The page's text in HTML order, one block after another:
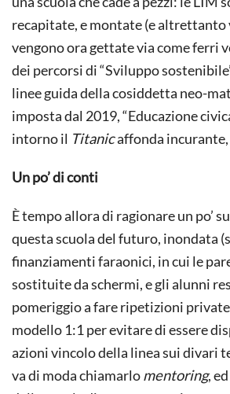
recapitate, e montate (e altrettanto
vengono ora gettate via come ferri
dei percorsi di “Sviluppo
linee guida della cosiddetta neo-
imposta dal 2019, “Educazione
intorno il Titanicaffonda incurante,
Un po’ di conti
È tempo allora di ragionare un po’
questa scuola del futuro, inondata
finanziamenti faraonici, in cui le
sostituite da schermi, e gli alunni
pomeriggio a fare ripetizioni
modello 1:1 per evitare di essere
azioni vincolo della linea sui divari
va di moda chiamarlomentoring,